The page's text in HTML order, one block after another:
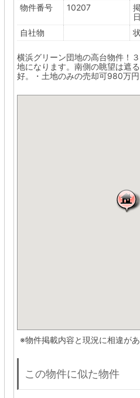
物件番号
10207
日
自社物
横浜グリーン団地の高台物件！
地になります。南側の眺望は遮
好。・土地のみの売却可980万円
※物件掲載内容と現況に相違が
この物件に似た物件